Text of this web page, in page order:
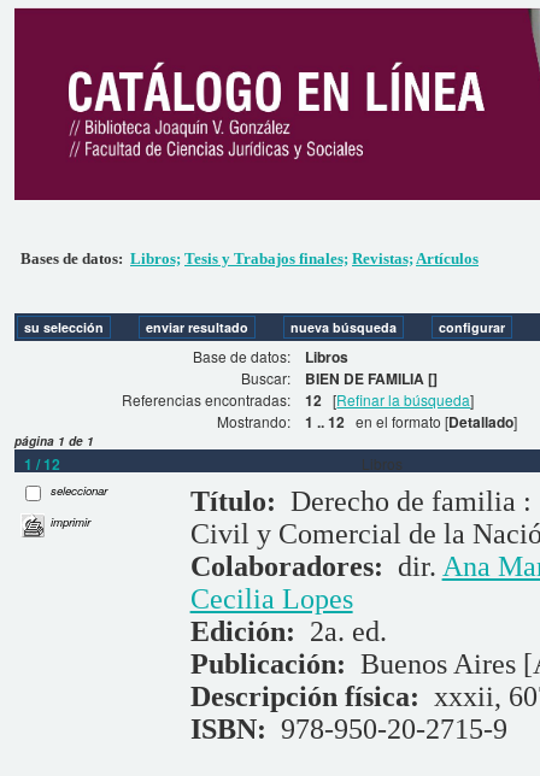
Bases de datos: Libros; Tesis y Trabajos finales; Revistas;Artículos
Base de datos: Libros
Buscar: BIEN DE FAMILIA []
Referencias encontradas: 12 [Refinar la búsqueda]
Mostrando:
1 .. 12 en el formato [Detallado]
página 1 de 1
1 / 12 Libros
seleccionar
imprimir
Título: Derecho de familia
Civil y Comercial de la
Colaboradores: dir. Ana
Cecilia Lopes
Edición: 2a. ed.
Publicación: Buenos Aires
Descripción física: xxxii,
ISBN: 978-950-20-2715-9